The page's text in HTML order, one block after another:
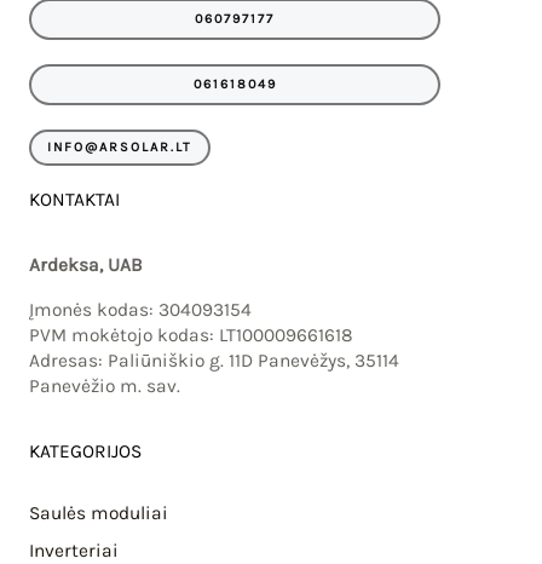
e
o
t
r
060797177
061618049
INFO@ARSOLAR.LT
KONTAKTAI
Ardeksa, UAB
Įmonės kodas: 304093154
PVM mokėtojo kodas: LT100009661618
Adresas: Paliūniškio g. 11D Panevėžys, 35114
Panevėžio m. sav.
KATEGORIJOS
Saulės moduliai
Inverteriai